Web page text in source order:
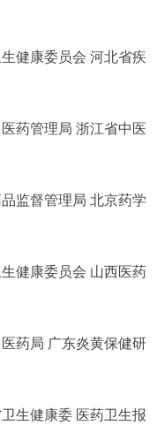
健康委员会 河北省疾
药管理局 浙江省中医
监督管理局 北京药学
健康委员会 山西医药
药局 广东炎黄保健研
生健康委 医药卫生报